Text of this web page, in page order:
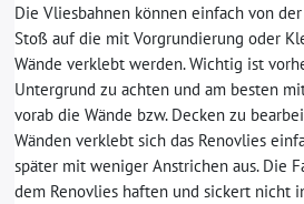
Die Vliesbahnen können einfach von
Stoß auf die mit Vorgrundierung oder
Wände verklebt werden. Wichtig ist
Untergrund zu achten und am besten
vorab die Wände bzw. Decken zu
Wänden verklebt sich das Renovlies
später mit weniger Anstrichen aus. Die
dem Renovlies haften und sickert nicht